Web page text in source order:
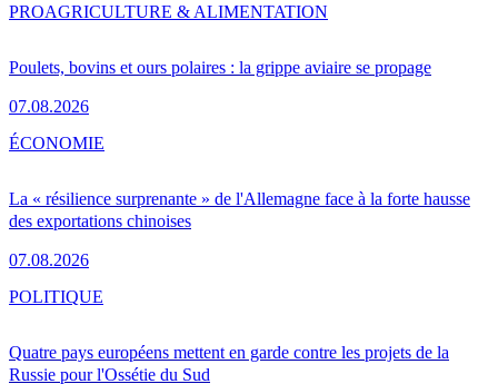
Poulets, bovins et ours polaires : la grippe aviaire se propage
07.08.2026
PROAGRICULTURE & ALIMENTATION
La « résilience surprenante » de l'Allemagne face à la forte hausse
des exportations chinoises
07.08.2026
ÉCONOMIE
Quatre pays européens mettent en garde contre les projets de la
Russie pour l'Ossétie du Sud
POLITIQUE